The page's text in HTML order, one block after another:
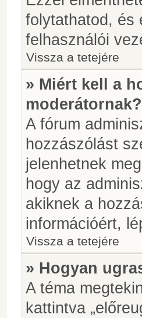
folytathatod, és
felhasználói
Vissza a tetejére
» Miért kell a
moderátornak?
A fórum
hozzászólást
jelenhetnek
hogy az
akiknek a
információért,
Vissza a tetejére
» Hogyan
A téma
kattintva